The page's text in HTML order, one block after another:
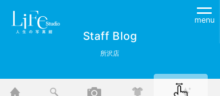
menu
Staff Blog
所沢店